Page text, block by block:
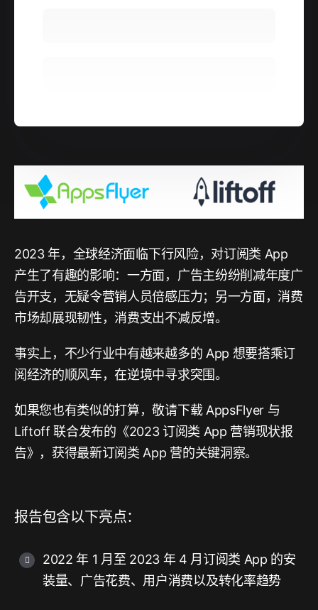
2023 年，全球经济面临下行风险，对订阅类 App
产生了有趣的影响：一方面，广告主纷纷削减年度广
告开支，无疑令营销人员倍感压力；另一方面，消费
市场却展现韧性，消费支出不减反增。
事实上，不少行业中有越来越多的 App 想要搭乘订
阅经济的顺风车，在逆境中寻求突围。
如果您也有类似的打算，敬请下载 AppsFlyer 与
Liftoff 联合发布的《2023 订阅类 App 营销现状报
告》，获得最新订阅类 App 营的关键洞察。
报告包含以下亮点：
2022 年 1 月至 2023 年 4 月订阅类 App 的安
装量、广告花费、用户消费以及转化率趋势